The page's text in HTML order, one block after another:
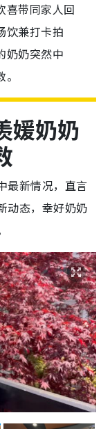
喜带同家人回
饮兼打卡拍
奶奶突然中
媛奶奶
最新情况，直言
动态，幸好奶奶